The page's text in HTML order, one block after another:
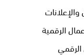
الرقمية